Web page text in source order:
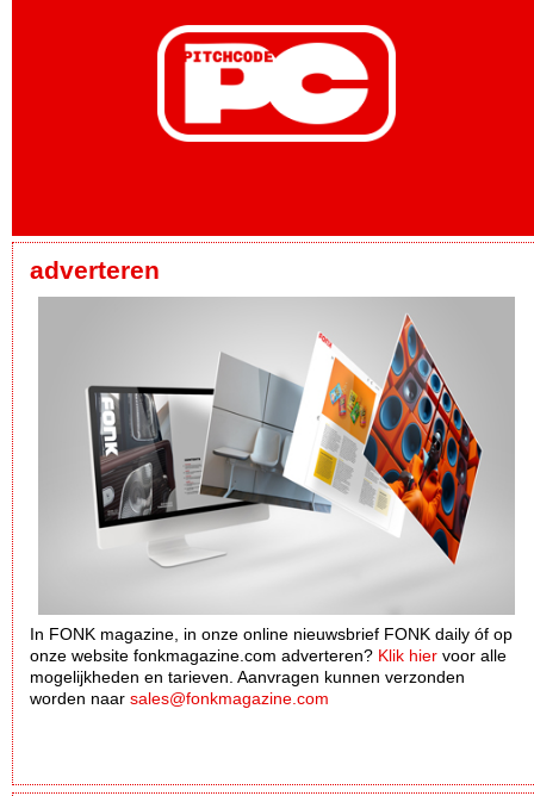
adverteren
In FONK magazine, in onze online nieuwsbrief FONK daily óf op
onze website fonkmagazine.com adverteren? Klik hier voor alle
mogelijkheden en tarieven. Aanvragen kunnen verzonden
worden naar sales@fonkmagazine.com